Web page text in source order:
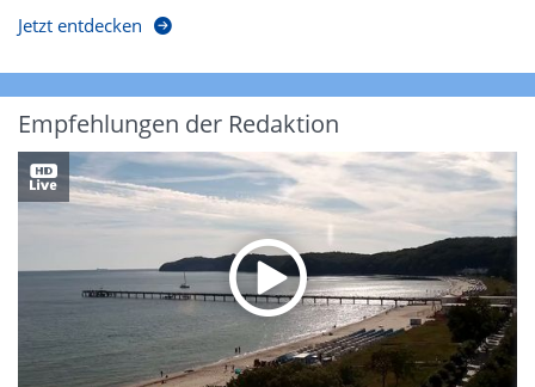
Jetzt entdecken
Empfehlungen der Redaktion